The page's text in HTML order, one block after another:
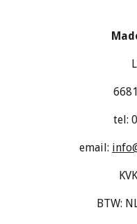
tel:
email:
BTW: